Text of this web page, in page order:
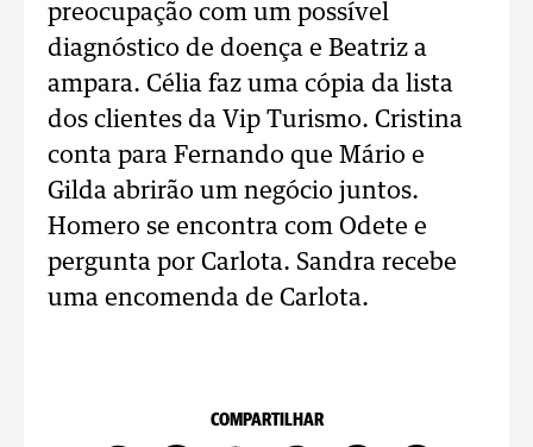
preocupação com um possível
diagnóstico de doença e Beatriz a
ampara. Célia faz uma cópia da lista
dos clientes da Vip Turismo. Cristina
conta para Fernando que Mário e
Gilda abrirão um negócio juntos.
Homero se encontra com Odete e
pergunta por Carlota. Sandra recebe
uma encomenda de Carlota.
COMPARTILHAR